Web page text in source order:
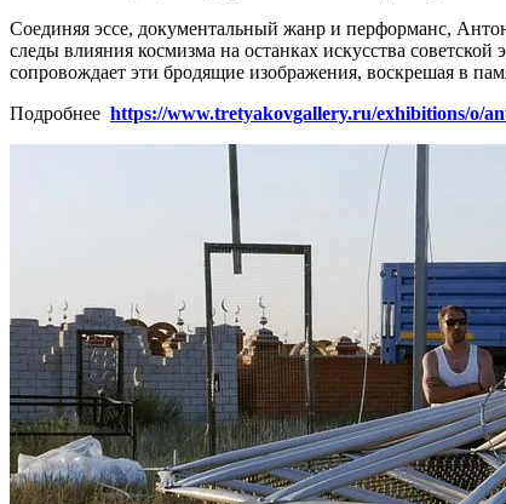
Соединяя эссе, документальный жанр и перформанс,
следы влияния космизма на останках искусства
сопровождает эти бродящие изображения, воскрешая в
Подробнее https://www.tretyakovgallery.ru/exhibitions/o/